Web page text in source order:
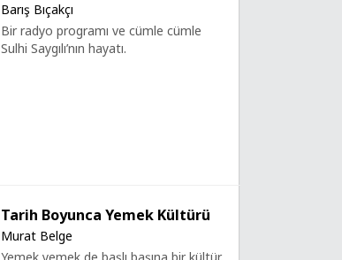
Barış Bıçakçı
Bir radyo programı ve cümle cümle
Sulhi Saygılı’nın hayatı.
Tarih Boyunca Yemek Kültürü
Murat Belge